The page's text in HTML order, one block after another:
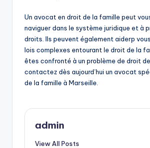
Un avocat en droit de la famille peut
naviguer dans le système juridique et à
droits. Ils peuvent également aiderp
lois complexes entourant le droit de la
êtes confronté à un problème de droit
contactez dès aujourd’hui un avocat
de la famille à Marseille.
admin
View All Posts